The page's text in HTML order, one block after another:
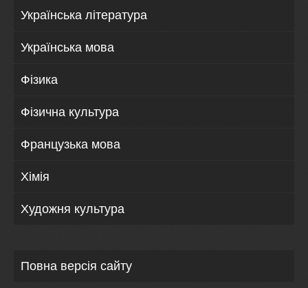
Українська література
Українська мова
Фізика
Фізична культура
Французька мова
Хімія
Художня культура
Повна версія сайту